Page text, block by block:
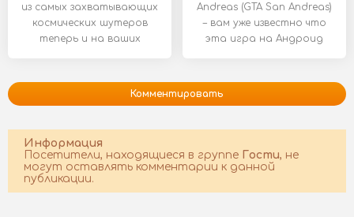
из самых захватывающих
космических шутеров
теперь и на ваших
Andreas (GTA San Andreas)
– вам уже известно что
эта игра на Андроид
Комментировать
Информация
Посетители, находящиеся в группе Гости, не
могут оставлять комментарии к данной
публикации.